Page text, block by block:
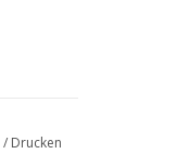
/ Drucken